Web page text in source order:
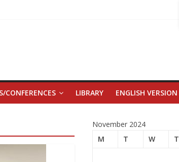
CONFERENCES LIBRARY ENGLISH VERSION
November 2024
M
T W T